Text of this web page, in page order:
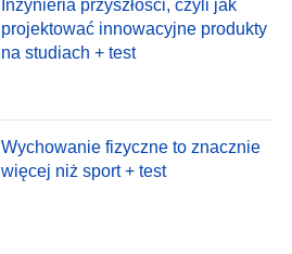
Inżynieria przyszłości, czyli jak
projektować innowacyjne produkty
na studiach + test
Wychowanie fizyczne to znacznie
więcej niż sport + test